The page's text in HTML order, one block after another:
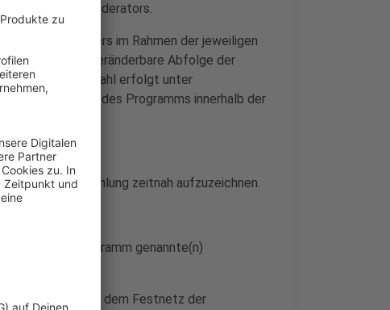
Hinweis des Moderators.
eines Anrufers im Rahmen der jeweiligen
und nicht veränderbare Abfolge der
Die Auswahl erfolgt unter
und Musiktiteln des Programms innerhalb der
vor der Ausstrahlung zeitnah aufzuzeichnen.
über die im Programm genannte(n)
02861 aus dem Festnetz der